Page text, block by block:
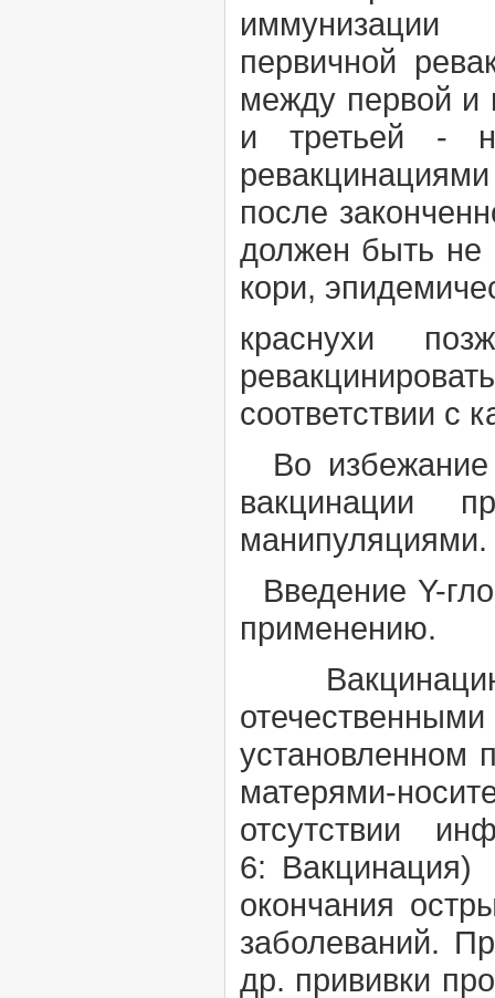
иммунизации
первичной
между первой и
и третьей -
после
должен быть не
кори,
краснухи
соответствии с
Во избежание
вакцинации
манипуляциями.
Введение Y-
применению.
Вакцинацию
установленном
матерями-
отсутствии
6: Вакцинация)
окончания
заболеваний.
др. прививки